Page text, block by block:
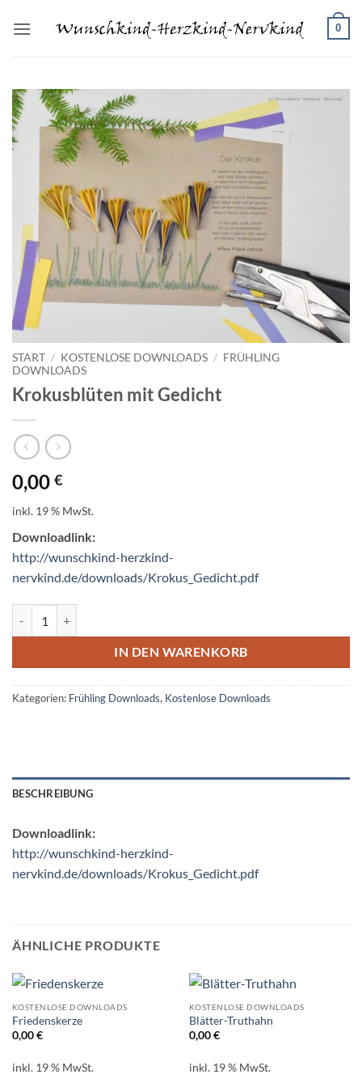
Inhalt
0
START / KOSTENLOSE DOWNLOADS / FRÜHLING
DOWNLOADS
Krokusblüten mit Gedicht
0,00 €
inkl. 19 % MwSt.
Downloadlink:
http://wunschkind-herzkind-
nervkind.de/downloads/Krokus_Gedicht.pdf
IN DEN WARENKORB
Kategorien: Frühling Downloads, Kostenlose Downloads
BESCHREIBUNG
Downloadlink:
http://wunschkind-herzkind-
nervkind.de/downloads/Krokus_Gedicht.pdf
ÄHNLICHE PRODUKTE
KOSTENLOSE DOWNLOADS
Friedenskerze
0,00€
inkl. 19 % MwSt.
KOSTENLOSE DOWNLOADS
Blätter-Truthahn
0,00€
inkl. 19 % MwSt.